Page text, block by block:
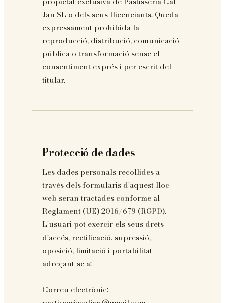
Jan SL o dels seus llicenciants. Queda
expressament prohibida la
reproducció, distribució, comunicació
pública o transformació sense el
consentiment exprés i per escrit del
titular.
Protecció de dades
Les dades personals recollides a
través dels formularis d'aquest lloc
web seran tractades conforme al
Reglament (UE) 2016/679 (RGPD).
L'usuari pot exercir els seus drets
d'accés, rectificació, supressió,
oposició, limitació i portabilitat
adreçant-se a:
Correu electrònic: